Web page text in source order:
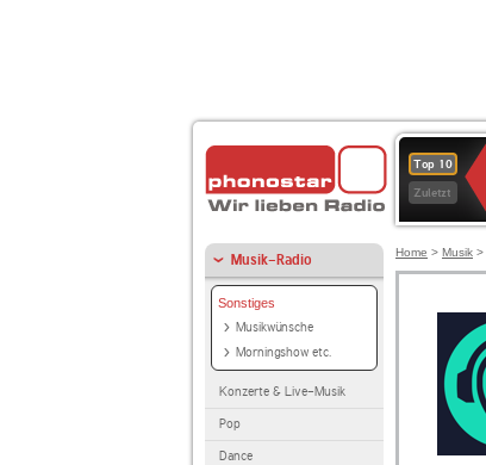
Top 10
Zuletzt
Musik-Radio
Sonstiges
Musikwünsche
Morningshow etc.
Konzerte & Live-Musik
Pop
Dance
Home > Musik >